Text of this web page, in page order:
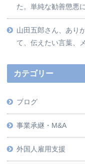
た。単純な勧善懲悪
山田五郎さん、あり
て、伝えたい言葉、
カテゴリー
ブログ
事業承継・M&A
外国人雇用支援